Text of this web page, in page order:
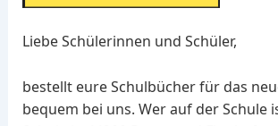
Liebe Schülerinnen und Schüler,
bestellt eure Schulbücher für das
bequem bei uns. Wer auf der Schule